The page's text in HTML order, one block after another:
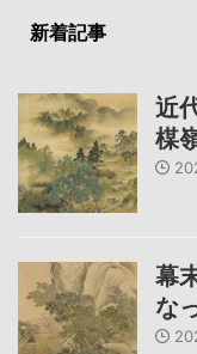
新着記事
近
楳
幕
な